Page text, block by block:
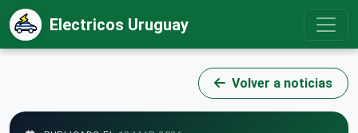
Electricos Uruguay
Volver a noticias